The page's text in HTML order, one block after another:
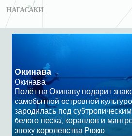
НАГАСАКИ
Окинава
Окинава
Полёт на Окинаву подарит
самобытной островной
зародилась под
белого песка, кораллов и
эпоху королевства Рюкю